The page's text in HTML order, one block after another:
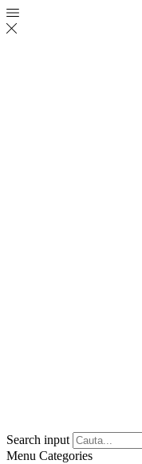
Search input
Menu Categories